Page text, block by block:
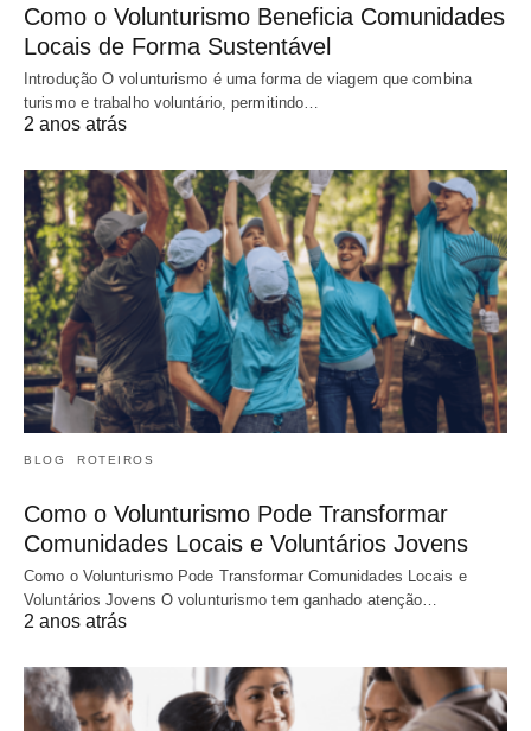
Como o Volunturismo Beneficia Comunidades
Locais de Forma Sustentável
Introdução O volunturismo é uma forma de viagem que combina
turismo e trabalho voluntário, permitindo…
2 anos atrás
BLOG ROTEIROS
Como o Volunturismo Pode Transformar
Comunidades Locais e Voluntários Jovens
Como o Volunturismo Pode Transformar Comunidades Locais e
Voluntários Jovens O volunturismo tem ganhado atenção…
2 anos atrás